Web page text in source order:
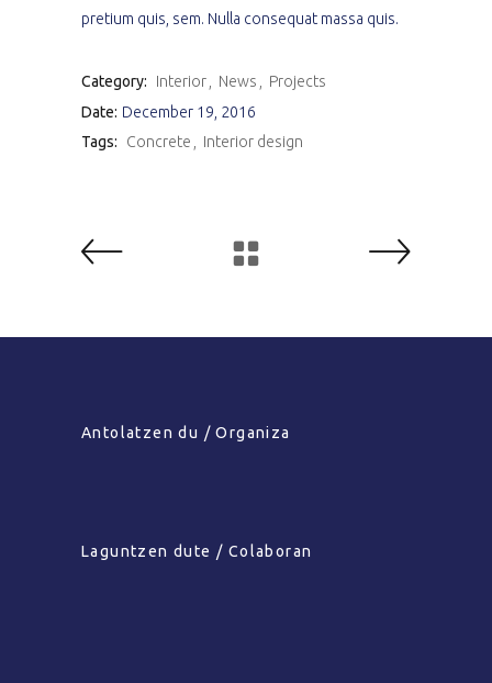
pretium quis, sem. Nulla consequat massa quis.
Category: Interior News
Projects
Date: December 19, 2016
Tags:
Concrete Interior design
Antolatzen du / Organiza
Laguntzen dute / Colaboran